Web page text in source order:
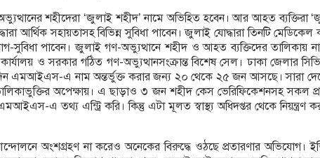
শহীদেরা ‘জুলাই শহীদ’ নামে অভিহিত হবেন। আর আহত ব্যক্তিরা
আর্থিক সহায়তাসহ বিভিন্ন সুবিধা পাবেন। জুলাই যোদ্ধারা তিনটি মেডিকেল
সুবিধা পাবেন। জুলাই গণ-অভ্যুত্থানে শহীদ ও আহত ব্যক্তিদের তালিকায়
ও সরকার গঠিত গণ-অভ্যুত্থানসংক্রান্ত বিশেষ সেল। ঢাকা জেলার
এমআইএস-এ নাম অন্তর্ভুক্ত করার জন্য ২০ থেকে ২৫ জন আসছে। সারা
অপেক্ষায়। এ ছাড়াও ৩ জন শহীদ কেস ভেরিফিকেশনসহ সকল
এ তথ্য এন্ট্রি করি। কিন্তু এটা মূলত স্বাস্থ্য অধিদপ্তর থেকে নিয়ন্ত্রণ
অংশগ্রহণ না করেও অনেকের বিরুদ্ধে ওঠছে প্রতারণার অভিযোগ।